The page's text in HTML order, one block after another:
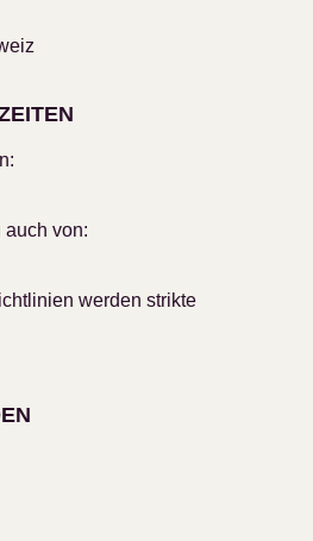
auch von:
werden strikte